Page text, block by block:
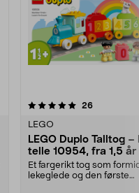
26
LEGO
LEGO Duplo Talltog
telle 10954, fra 1,5 år
Et fargerikt tog som
lekeglede og den første
4.5 av 5 stjerner